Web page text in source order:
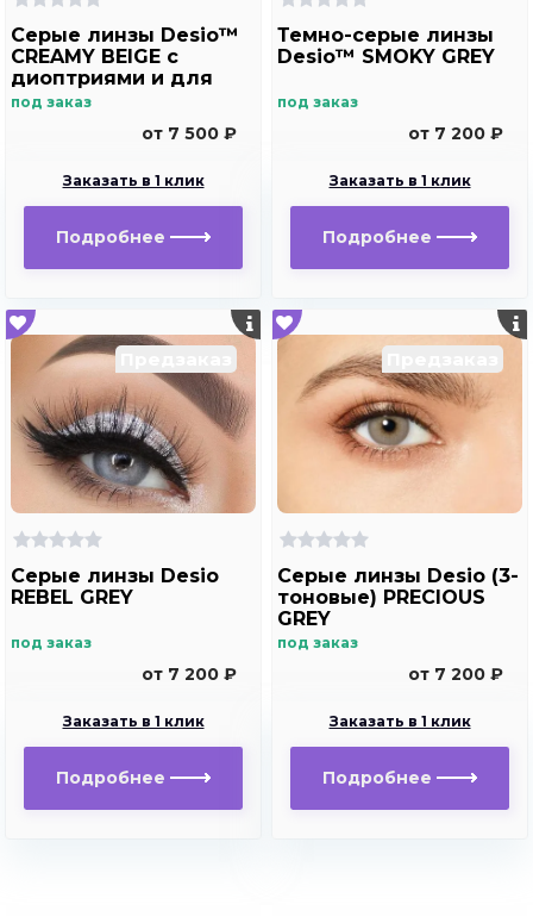
Серые линзы Desio™
CREAMY BEIGE с
диоптриями и для
хорошего зрения
под заказ
от 7 500 ₽
Заказать в 1 клик
Подробнее
Темно-серые линзы
Desio™ SMOKY GREY
под заказ
от 7 200 ₽
Заказать в 1 клик
Подробнее
Серые линзы Desio
REBEL GREY
под заказ
от 7 200 ₽
Заказать в 1 клик
Подробнее
Серые линзы Desio (3-
тоновые) PRECIOUS
GREY
под заказ
от 7 200 ₽
Заказать в 1 клик
Подробнее